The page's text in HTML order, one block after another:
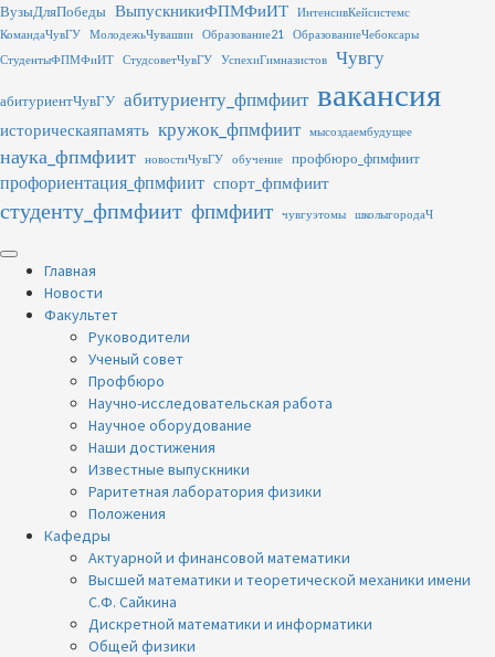
Перейти
к
содержимому
ВузыДляПобеды ВыпускникиФПМФиИТ
ИнтенсивКейсистемс
КомандаЧувГУ
МолодежьЧувашии Образование21
ОбразованиеЧебоксары
СтудентыФПМФиИТ
СтудсоветЧувГУ УспехиГимназистов Чувгу
абитуриентЧувГУ абитуриенту_фпмфиит вакансия
историческаяпамять кружок_фпмфиит мысоздаембудущее
наука_фпмфиит новостиЧувГУ обучение профбюро_фпмфиит
профориентация_фпмфиит спорт_фпмфиит
студенту_фпмфиит фпмфиит чувгуэтомы школыгородаЧ
Основное
меню
Главная
Новости
Факультет
Руководители
Ученый совет
Профбюро
Научно-исследовательская работа
Научное оборудование
Наши достижения
Известные выпускники
Раритетная лаборатория физики
Положения
Кафедры
Актуарной и финансовой математики
Высшей математики и теоретической механики имени
С.Ф. Сайкина
Дискретной математики и информатики
Общей физики